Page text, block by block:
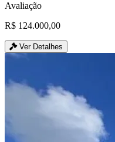
Avaliação
R$ 124.000,00
Ver Detalhes